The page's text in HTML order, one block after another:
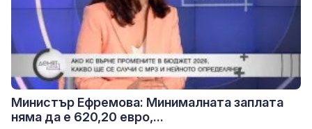
Министър Ефремова: Минималната заплата
няма да е 620,20 евро,...